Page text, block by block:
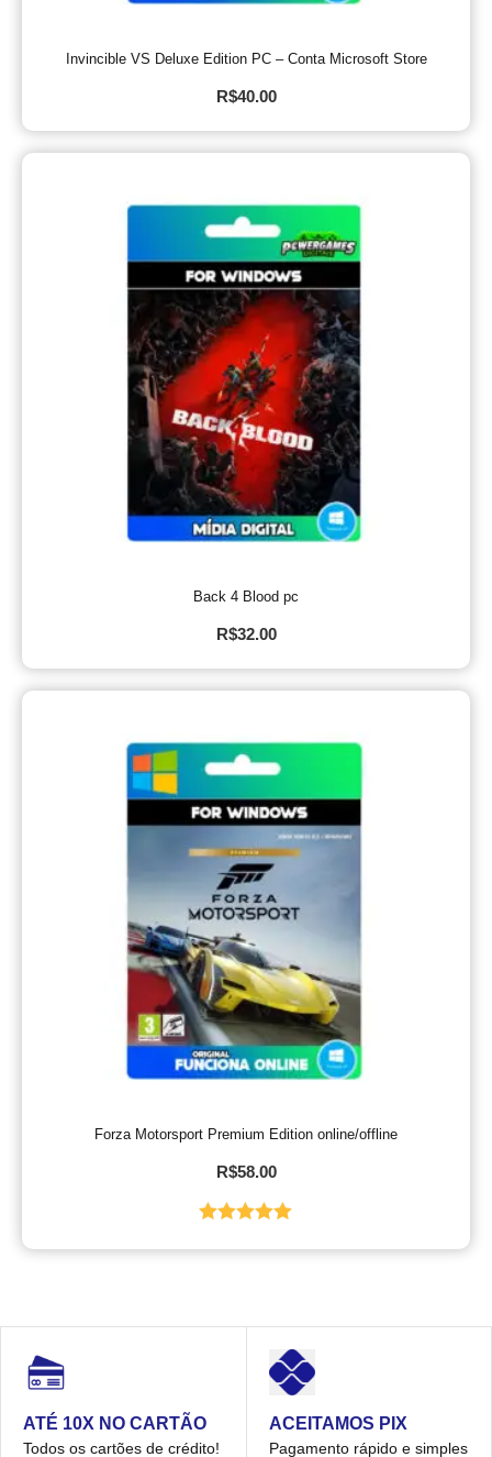
Invincible VS Deluxe Edition PC – Conta Microsoft Store
R$40.00
Back 4 Blood pc
R$32.00
Forza Motorsport Premium Edition online/offline
R$58.00
5.00de 5
ATÉ 10X NO CARTÃO
Todos os cartões de crédito!
ACEITAMOS PIX
Pagamento rápido e simples